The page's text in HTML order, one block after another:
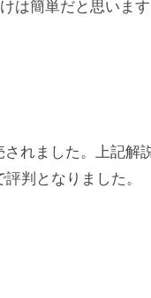
は簡単だと思います
れました。上記解
判となりました。